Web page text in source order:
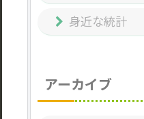
身近な統計
アーカイブ